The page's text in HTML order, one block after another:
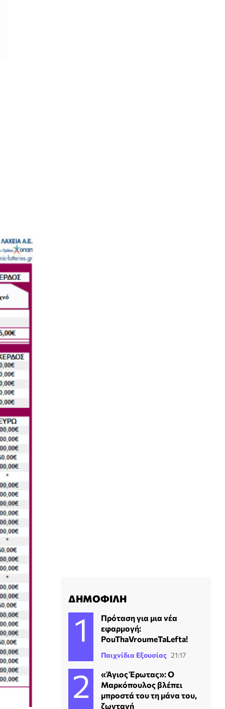
ΔΗΜΟΦΙΛΗ
Πρόταση για μια νέα
εφαρμογή:
PouThaVroumeTaLefta!
Παιχνίδια Εξουσίας 21:17
«Άγιος Έρωτας»: Ο
Μαρκόπουλος βλέπει
μπροστά του τη μάνα του,
ζωντανή